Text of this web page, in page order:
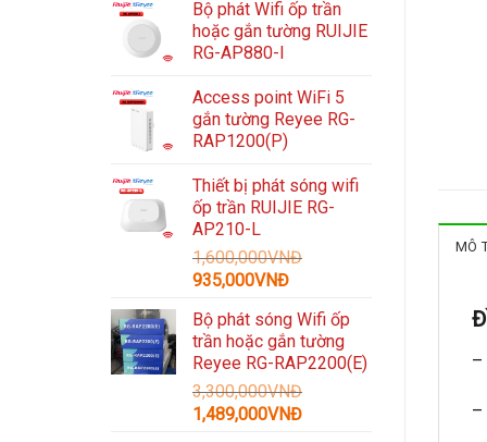
Bộ phát Wifi ốp trần
hoặc gắn tường RUIJIE
RG-AP880-I
Access point WiFi 5
gắn tường Reyee RG-
RAP1200(P)
Thiết bị phát sóng wifi
ốp trần RUIJIE RG-
AP210-L
1,600,000VNĐ
Giá
là:
1,600,000VNĐ.
935,000VNĐGiá
tại
là:
935,000VNĐ.
Bộ phát sóng Wifi ốp
trần hoặc gắn tường
Reyee RG-RAP2200(E)
3,300,000VNĐ
Giá
1,489,000VNĐGiá
MÔ
–
–